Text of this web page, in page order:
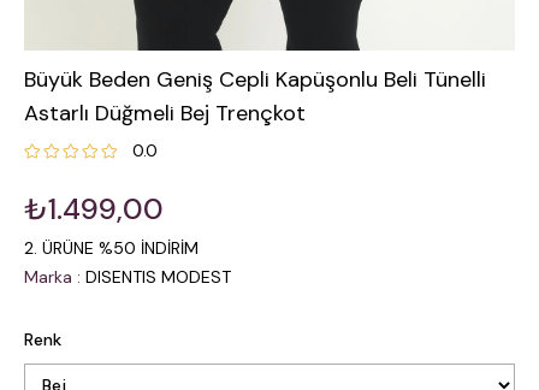
Büyük Beden Geniş Cepli Kapüşonlu Beli Tünelli
Astarlı Düğmeli Bej Trençkot
0.0
₺1.499,00
2. ÜRÜNE %50 İNDİRİM
Marka : DISENTIS MODEST
Renk